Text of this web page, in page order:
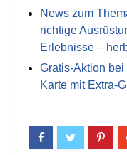
News zum
richtige
Erlebnisse –
Gratis-Aktion
Karte mit Extra-